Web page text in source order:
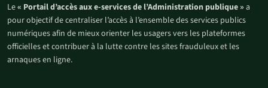
Le« Portail d’accès aux e-services de l’Administration publique » a
pour objectif de centraliser l’accès à l’ensemble des services publics
numériques afin de mieux orienter les usagers vers les plateformes
officielles et contribuer à la lutte contre les sites frauduleux et les
arnaques en ligne.